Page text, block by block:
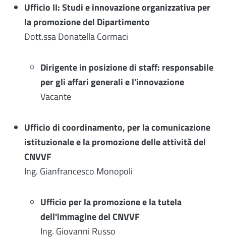
Ufficio II: Studi e innovazione organizzativa per
la promozione del Dipartimento
Dott.ssa Donatella Cormaci
Dirigente in posizione di staff: responsabile
per gli affari generali e l'innovazione
Vacante
Ufficio di coordinamento, per la comunicazione
istituzionale e la promozione delle attività del
CNVVF
Ing. Gianfrancesco Monopoli
Ufficio per la promozione e la tutela
dell'immagine del CNVVF
Ing. Giovanni Russo